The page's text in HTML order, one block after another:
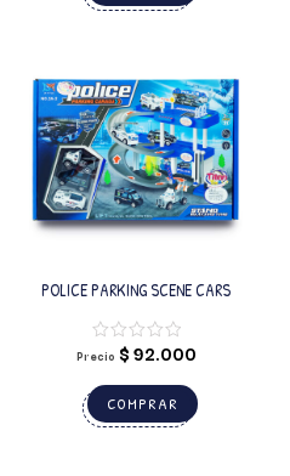
POLICE PARKING SCENE CARS
Precio $92.000
COMPRAR